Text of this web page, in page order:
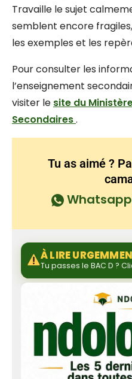
Travaille le sujet
semblent encore
les exemples et les
Pour consulter les
l’enseignement
visiter le site du
Secondaires.
Tu as aimé ?
Whatsapp
À LIRE
Tu passes le BAC D ?